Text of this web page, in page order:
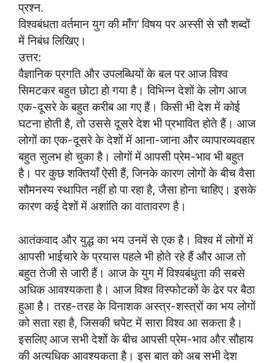
प्रश्न.
विश्वबंधता वर्तमान युग की माँग’ विषय पर अस्सी से सौ शब्दों
में निबंध लिखिए।
उत्तर:
वैज्ञानिक प्रगति और उपलब्धियों के बल पर आज विश्व
सिमटकर बहुत छोटा हो गया है। विभिन्न देशों के लोग आज
एक-दूसरे के बहुत करीब आ गए हैं। किसी भी देश में कोई
घटना होती है, तो उससे दूसरे देश भी प्रभावित होते हैं। आज
लोगों का एक-दूसरे के देशों में आना-जाना और व्यापारव्यवहार
बहुत सुलभ हो चुका है। लोगों में आपसी प्रेम-भाव भी बहुत
है। पर कुछ शक्तियाँ ऐसी हैं, जिनके कारण लोगों के बीच वैसा
सौमनस्य स्थापित नहीं हो पा रहा है, जैसा होना चाहिए। इसके
कारण कई देशों में अशांति का वातावरण है।
आतंकवाद और युद्ध का भय उनमें से एक है। विश्व में लोगों में
आपसी भाईचारे के प्रयास पहले भी होते रहे हैं और आज तो
बहुत तेजी से जारी हैं। आज के युग में विश्वबंधुता की सबसे
अधिक आवश्यकता है। आज विश्व विस्फोटकों के ढेर पर बैठा
हुआ है। तरह-तरह के विनाशक अस्त्र-शस्त्रों का भय लोगों
को सता रहा है, जिसकी चपेट में सारा विश्व आ सकता है।
इसलिए आज सभी देशों के बीच आपसी प्रेम-भाव और सौहाय
की अत्यधिक आवश्यकता है। इस बात को अब सभी देश